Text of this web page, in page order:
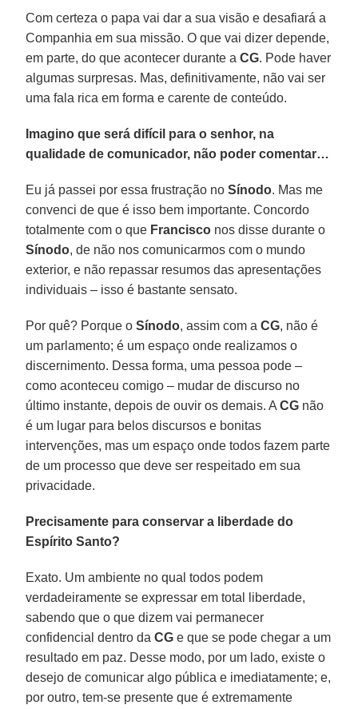
Com certeza o papa vai dar a sua visão e desafiará a
Companhia em sua missão. O que vai dizer depende,
em parte, do que acontecer durante aCG. Pode haver
algumas surpresas. Mas, definitivamente, não vai ser
uma fala rica em forma e carente de conteúdo.
Imagino que será difícil para o senhor, na
qualidade de comunicador, não poder comentar…
Eu já passei por essa frustração noSínodo. Mas me
convenci de que é isso bem importante. Concordo
totalmente com o que Francisco nos disse durante o
Sínodo, de não nos comunicarmos com o mundo
exterior, e não repassar resumos das apresentações
individuais – isso é bastante sensato.
Por quê? Porque oSínodo, assim com aCG, não é
um parlamento; é um espaço onde realizamos o
discernimento. Dessa forma, uma pessoa pode –
como aconteceu comigo – mudar de discurso no
último instante, depois de ouvir os demais. ACG não
é um lugar para belos discursos e bonitas
intervenções, mas um espaço onde todos fazem parte
de um processo que deve ser respeitado em sua
privacidade.
Precisamente para conservar a liberdade do
Espírito Santo?
Exato. Um ambiente no qual todos podem
verdadeiramente se expressar em total liberdade,
sabendo que o que dizem vai permanecer
confidencial dentro daCG e que se pode chegar a um
resultado em paz. Desse modo, por um lado, existe o
desejo de comunicar algo pública e imediatamente; e,
por outro, tem-se presente que é extremamente